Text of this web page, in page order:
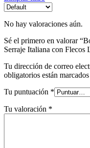
No hay valoraciones aún.
Sé el primero en valorar
Serraje Italiana con Flecos
Tu dirección de correo
obligatorios están
Tu puntuación *
Tu valoración *